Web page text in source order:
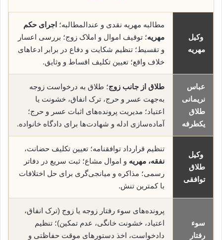
وکیل
مهریه
مطالبه مهریه نقدی و عندالمطالبه؛ اجرای حکم
مهریه؛ توقیف اموال و املاک زوج؛ بررسی اعسار
و تقسیط؛ تنظیم شکایت و دفاع در برابر ادعاهای
خلاف واقع؛ تعیین تکلیف اقساط و وثایق.
عباس
نریمانی
طلاق
یکطرفه
طلاق از جانب زوج؛ طلاق به درخواست زوجه
به‌جهت عسر و حرج، ترک انفاق، خشونت یا
اعتیاد؛ مدیریت پرونده‌های اثبات عسر و حرج؛
آماده‌سازی ادله و شهادت‌ها برای دادگاه خانواده.
وکیل
طلاق
توافقی
تنظیم قرارداد توافقنامه؛ تعیین تکلیف حضانت،
نفقه، مهریه و اموال مشاع؛ ثبت سریع در دفاتر
رسمی؛ مذاکره و میانجی‌گری برای حل اختلافات
با کمترین تنش.
سوء
رفتار
پرونده‌های سوء رفتار زوجه یا زوج (ترک انفاق،
اعتیاد، خشونت خانگی، عدم تمکین)؛ تنظیم
دادخواست، اخذ دستورهای موقت حفاظتی و